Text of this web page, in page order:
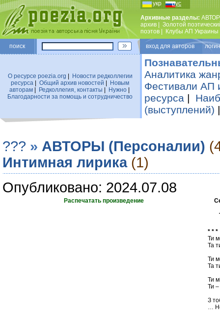
укр рус
Архивные разделы:
архив
Золотой
поэтов
Клубы АП Украины
поиск вход для авторов
О ресурсе poezia.org
Новости редколлегии
ресурса
Общий архив новостей
Новым
авторам| Редколлегия, контакты Нужно|
Благодарности за помощь и сотрудничество
Аналитика
Фестивали АП
ресурса |
(выступлений)
??? » АВТОРЫ (Персоналии)
Интимная лирика (1)
Опубликовано: 2024.07.08
Распечатать произведение
* * *
Ти
Та
Ти
Та
Ти
Ти
З
…